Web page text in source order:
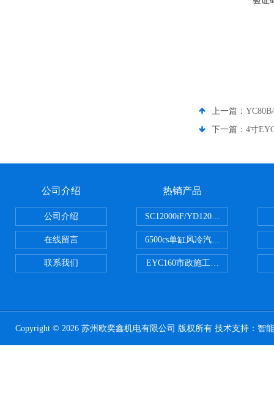
上一篇：
下一篇： 4寸
公司介绍
公司介绍
在线留言
联系我们
热销产品
SC12000iF/YD12000大疆T30用
6500cs单缸风冷汽油发电机小型
EYC160市政施工用路面切割机配
Copyright © 2026 苏州欧奕鑫机电有限公司 版权所有 技术支持： 智